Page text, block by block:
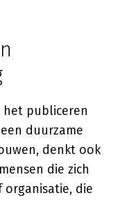
publiceren
duurzame
denkt ook
die zich
die